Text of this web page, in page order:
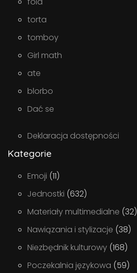
torta
tomboy
Girl math
ate
blorbo
Dać se
Deklaracja dostępności
Kategorie
Emoji (11)
Jednostki (632)
Materiały multimedialne (32)
Nawiązania i stylizacje (38)
Niezbędnik kulturowy (168)
Poczekalnia językowa (59)